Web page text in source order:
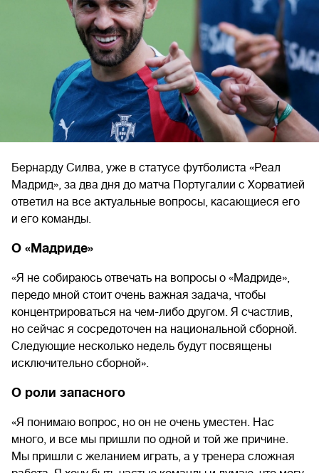
Бернарду Силва, уже в статусе футболиста «Реал
Мадрид», за два дня до матча Португалии с Хорватией
ответил на все актуальные вопросы, касающиеся его
и его команды.
О «Мадриде»
«Я не собираюсь отвечать на вопросы о «Мадриде»,
передо мной стоит очень важная задача, чтобы
концентрироваться на чем-либо другом. Я счастлив,
но сейчас я сосредоточен на национальной сборной.
Следующие несколько недель будут посвящены
исключительно сборной».
О роли запасного
«Я понимаю вопрос, но он не очень уместен. Нас
много, и все мы пришли по одной и той же причине.
Мы пришли с желанием играть, а у тренера сложная